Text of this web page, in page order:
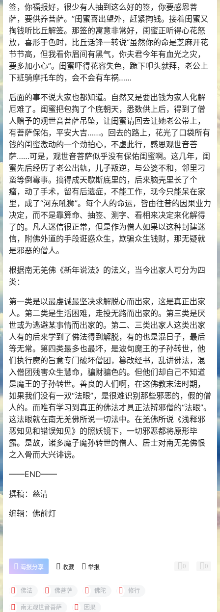
签，你福报好，很少有人抽到这么好的签，你要感恩菩
萨，要供养菩萨。”闺蜜喜出望外，赶紧掏钱。接着闺蜜又
掏钱听比丘解签。那签的寓意非常好，闺蜜正听得心花怒
放，喜形于色时，比丘话锋一转说“虽然你的命是芝麻开花
节节高，但我看你眉间有黑气，你夫君今年有血光之灾，
要多加小心”。闺蜜吓得花容失色，跪下叩头就拜，老公上
下班骑摩托车的，会不会有车祸……
后面的事不说大家也都知道。自然又是要出钱为家人化解
厄难了。闺蜜把包掏了个底朝天，悉数供上后，得到了僧
人赠予的观世音菩萨吊坠，让闺蜜请回去让她老公带上，
有菩萨保佑，平安大吉……。回去的路上，花光了口袋所有
钱的闺蜜激动的一个劲拍心，不虚此行，感恩观世音菩
萨……可是，观世音菩萨似乎没有保佑闺蜜啊。这几年，闺
蜜先后经历了老公出轨，儿子叛逆，与公婆不和，邻里刁
蛮等倒霉事。搞得成天歇斯底里的，后来脑壳里长了个
瘤，动了手术，留有后遗症，不能工作，现今只能呆在家
里，成了“河东吼狮”。每个人的命运，皆由往昔的因果业力
决定，而不是靠算命、抽签、测字、看相来决定来化解得
了的。凡人迷信很正常，但是作为僧人如果以这种封建迷
信，附佛外道的手段诳惑众生，欺骗众生钱财，那无疑就
是邪恶的僧人。
根据南无羌佛《新年说法》的法义，当今出家人可分为四
类：
第一类是以最虔诚最坚决求解脱心而出家，这是真正出家
人。第二类是生活困难，走投无路而出家的。第三类是厌
世或为逃避某事情而出家的。第二、三类出家人这类出家
人有的后来学到了佛法得到解脱，有的也是混日子，最后
等无常。第四类最多也最坏，是波旬魔王的子孙转世，他
们执行魔的旨意专门破坏僧团，篡改经书，乱讲佛法，混
入僧团残害众生慧命，骗财骗色的。但他们却自己不知道
是魔王的子孙转世。善良的人们啊，在这佛教末法时期，
如果我们没有一双“法眼”，是很难识别那些邪恶的，假的僧
人的。而唯有学习到真正的佛法才具正法辩邪僧的“法眼”。
这法眼就在南无羌佛所说一切法中。在羌佛所说《浅释邪
恶知见和错误知见》的照妖镜下，一切邪恶都将原形毕
露。是故，诸多魔子魔孙转世的僧人、居士对南无羌佛恨
之入骨而大兴诽谤。
——END——
撰稿：慈清
编辑：佛前灯
海报分享 收藏 举报 0 0
佛法 佛菩萨 佛陀 修行
南无观世音菩萨 因果